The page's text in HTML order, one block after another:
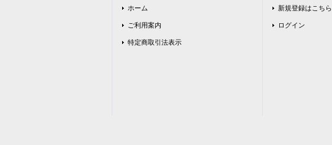
ホーム
ご利用案内
特定商取引法表示
新規登録はこちら
ログイン